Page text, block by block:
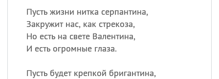
Пусть жизни нитка серпантина,
Закружит нас, как стрекоза,
Но есть на свете Валентина,
И есть огромные глаза.
Пусть будет крепкой бригантина,
покровителя всех
врачей и целителя
больных
09.08